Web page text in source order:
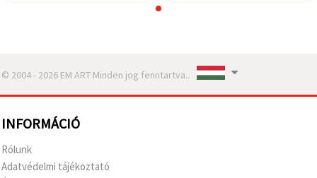
© 2004 - 2026 EM ART Minden jog fenntartva..
INFORMÁCIÓ
Rólunk
Adatvédelmi tájékoztató